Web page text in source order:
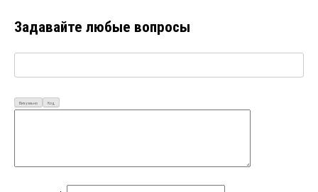
Задавайте любые вопросы
Визуально Код